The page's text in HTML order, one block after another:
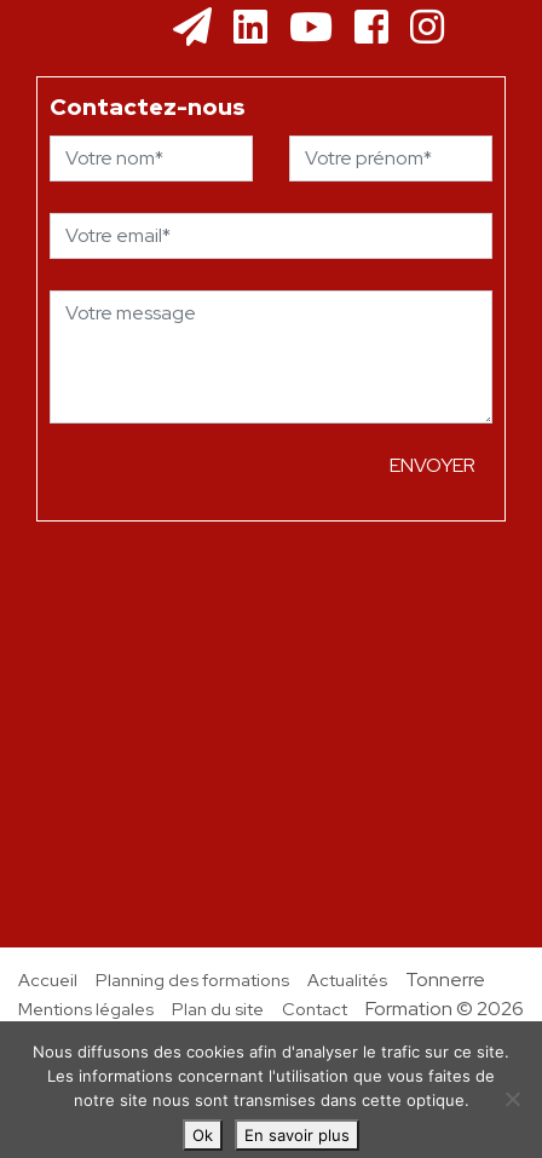
Contactez-nous
Accueil Planning des formations
Actualités
Mentions légales
Plan du site Contact
Tonnerre
Formation © 2026
Nous diffusons des cookies afin d'analyser le trafic sur ce site.
Les informations concernant l'utilisation que vous faites de
notre site nous sont transmises dans cette optique.
Ok
En savoir plus